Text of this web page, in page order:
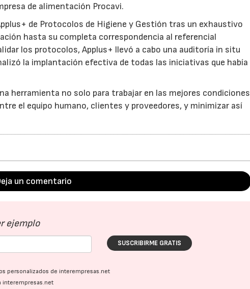
de alimentación Procavi.
de Protocolos de Higiene y Gestión tras un exhaustivo
hasta su completa correspondencia al referencial
los protocolos, Applus+ llevó a cabo una auditoría in situ
la implantación efectiva de todas las iniciativas que había
herramienta no solo para trabajar en las mejores condiciones
el equipo humano, clientes y proveedores, y minimizar así
un comentario
ejemplo
SUSCRIBIRME GRATIS
personalizados de interempresas.net
interempresas.net
23/07/2026 30/07/2026